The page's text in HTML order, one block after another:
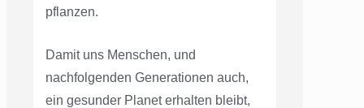
pflanzen.
Damit uns Menschen, und
nachfolgenden Generationen auch,
ein gesunder Planet erhalten bleibt,